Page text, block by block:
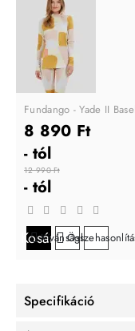
Fundango - Yade II
8 890 Ft
- tól
12 990 Ft
- tól
Kosárba
Kívánságlistára
Specifikáció